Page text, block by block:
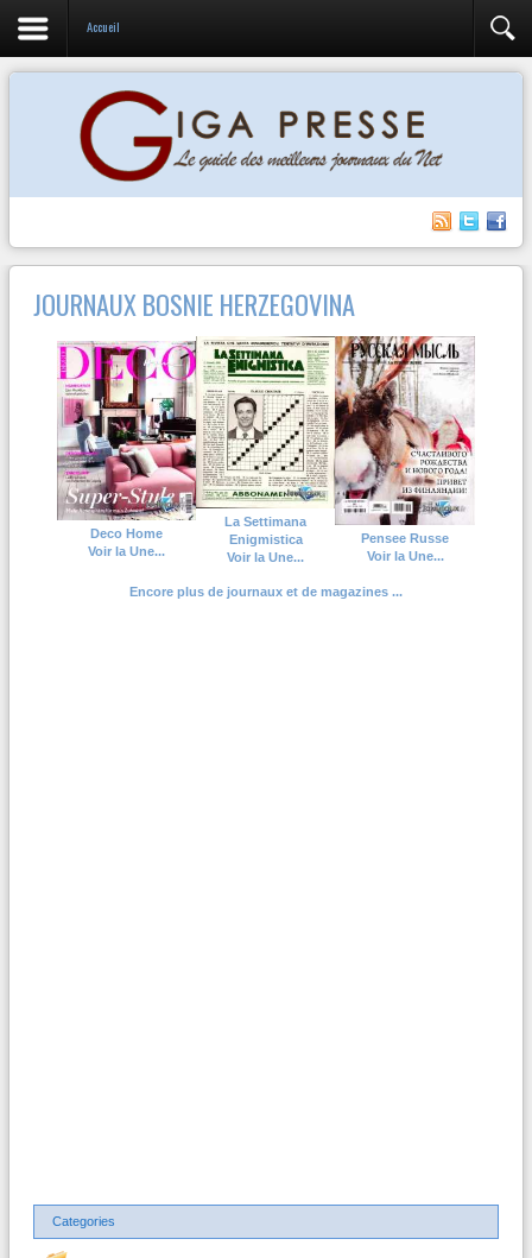
Accueil
JOURNAUX BOSNIE HERZEGOVINA
Deco Home
Voir la Une...
La Settimana
Enigmistica
Voir la Une...
Pensee Russe
Voir la Une...
Encore plus de journaux et de magazines ...
Categories